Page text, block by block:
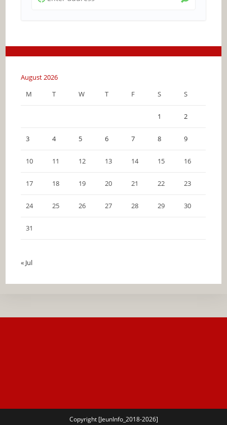
August 2026
M
T W T F S S
1 2
3 4 5 6 7 8 9
10 11 12 13 14 15 16
17 18 19 20 21 22 23
24 25 26 27 28 29 30
31
« Jul
Copyright [JeunInfo_2018-2026]